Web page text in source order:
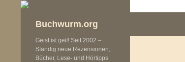
Buchwurm.org
Geist ist geil! Seit 2002 –
Ständig neue Rezensionen,
Bücher, Lese- und Hörtipps